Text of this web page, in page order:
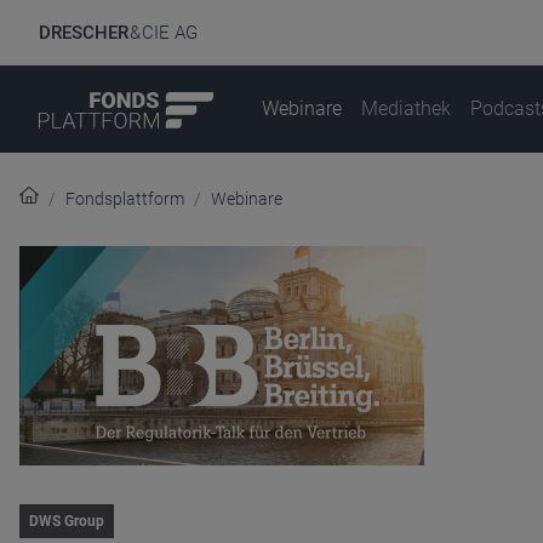
DRESCHER& CIE AG
Webinare Mediathek
Fondsplattform Webinare
DWS Group